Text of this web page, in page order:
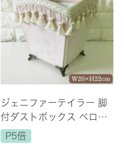
ジェニファーテイラー 脚
付ダストボックス ベロア
ニューピンク(Velours-NP
P5倍